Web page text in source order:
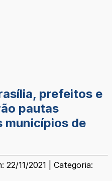
prefeitos e
pautas
municípios de
22/11/2021 | Categoria: